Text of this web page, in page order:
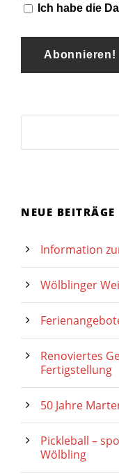
Ich habe die
NEUE BEITRÄGE
Information
Wölblinger
Renoviertes
Fertigstellung
50 Jahre
Pickleball –
Wölbling